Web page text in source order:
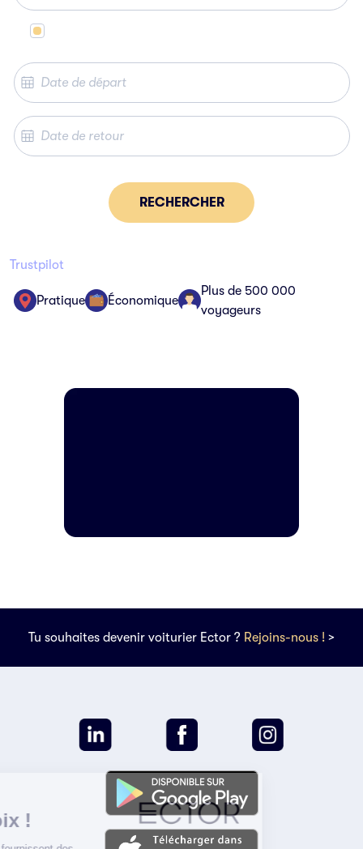
votre choix !
RECHERCHER
Trustpilot
Pratique Économique
Plus de 500 000
voyageurs
Tu souhaites devenir voiturier Ector ? Rejoins-nous ! >